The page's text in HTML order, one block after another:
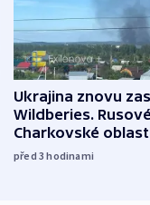
Ukrajina znovu
Wildberies.
Charkovské
před 3hodinami